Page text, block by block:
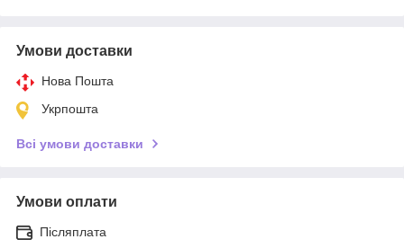
Умови доставки
Нова Пошта
Укрпошта
Всі умови доставки
Умови оплати
Післяплата